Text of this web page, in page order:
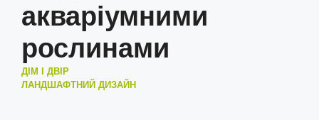
акваріумними
рослинами
ДІМ І ДВІР
ЛАНДШАФТНИЙ ДИЗАЙН